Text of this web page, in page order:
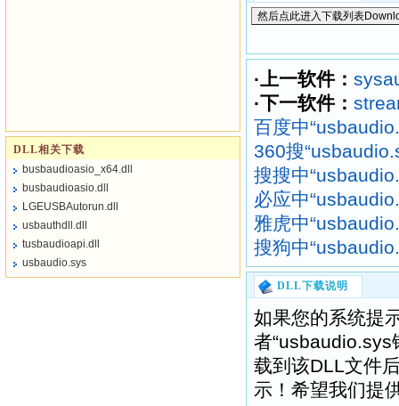
·上一软件：
·下一软件：
百度中
360搜
搜搜中
必应中
雅虎中
搜狗中
DLL下载说明
如果您的系统提
者“usbaudio.sys
载到该DLL文件
示！希望我们提
DLL相关下载
busbaudioasio_x64.dll
busbaudioasio.dll
LGEUSBAutorun.dll
usbauthdll.dll
tusbaudioapi.dll
usbaudio.sys